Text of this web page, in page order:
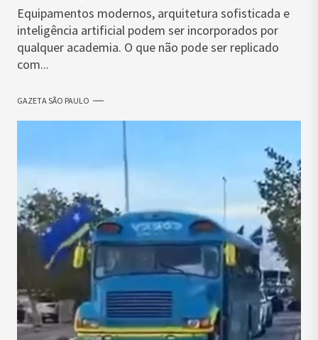
Equipamentos modernos, arquitetura sofisticada e
inteligência artificial podem ser incorporados por
qualquer academia. O que não pode ser replicado
com...
GAZETA SÃO PAULO